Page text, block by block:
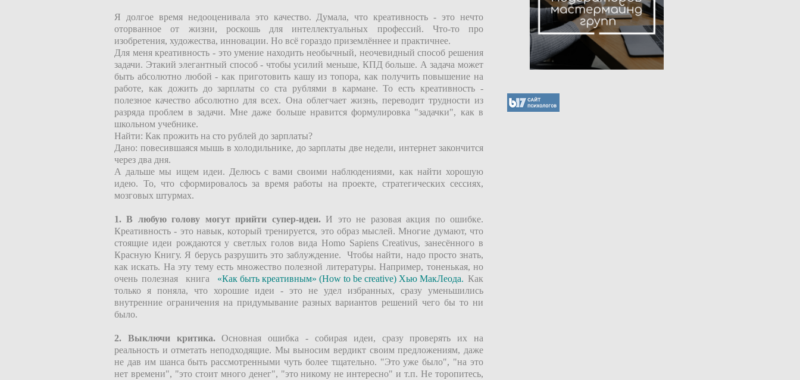
Я долгое время недооценивала это качество. Думала, что креативность - это нечто
оторванное от жизни, роскошь для интеллектуальных профессий. Что-то про
изобретения, художества, инновации. Но всё гораздо приземлённее и практичнее.
Для меня креативность - это умение находить необычный, неочевидный способ решения
задачи. Этакий элегантный способ - чтобы усилий меньше, КПД больше. А задача может
быть абсолютно любой - как приготовить кашу из топора, как получить повышение на
работе, как дожить до зарплаты со ста рублями в кармане. То есть креативность -
полезное качество абсолютно для всех. Она облегчает жизнь, переводит трудности из
разряда проблем в задачи. Мне даже больше нравится формулировка "задачки", как в
школьном учебнике.
Найти: Как прожить на сто рублей до зарплаты?
Дано: повесившаяся мышь в холодильнике, до зарплаты две недели, интернет закончится
через два дня.
А дальше мы ищем идеи. Делюсь с вами своими наблюдениями, как найти хорошую
идею. То, что сформировалось за время работы на проекте, стратегических сессиях,
мозговых штурмах.
1. В любую голову могут прийти супер-идеи.И это не разовая акция по ошибке.
Креативность - это навык, который тренируется, это образ мыслей. Многие думают, что
стоящие идеи рождаются у светлых голов вида Homo Sapiens Creativus, занесённого в
Красную Книгу. Я берусь разрушить это заблуждение. Чтобы найти, надо просто знать,
как искать. На эту тему есть множество полезной литературы. Например, тоненькая, но
очень полезная книга
«Как быть креативным» (How to be creative) Хью МакЛеода.Как
только я поняла, что хорошие идеи - это не удел избранных, сразу уменьшились
внутренние ограничения на придумывание разных вариантов решений чего бы то ни
было.
2. Выключи критика.Основная ошибка - собирая идеи, сразу проверять их на
реальность и отметать неподходящие. Мы выносим вердикт своим предложениям, даже
не дав им шанса быть рассмотренными чуть более тщательно. "Это уже было", "на это
нет времени", "это стоит много денег", "это никому не интересно" и т.п. Не торопитесь,